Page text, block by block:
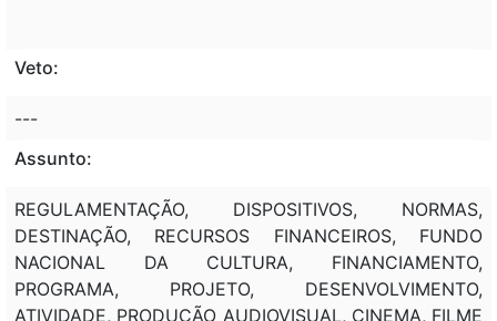
Veto:
---
Assunto:
REGULAMENTAÇÃO, DISPOSITIVOS, NORMAS,
DESTINAÇÃO, RECURSOS FINANCEIROS, FUNDO
NACIONAL DA CULTURA, FINANCIAMENTO,
PROGRAMA, PROJETO, DESENVOLVIMENTO,
ATIVIDADE, PRODUÇÃO AUDIOVISUAL, CINEMA, FILME